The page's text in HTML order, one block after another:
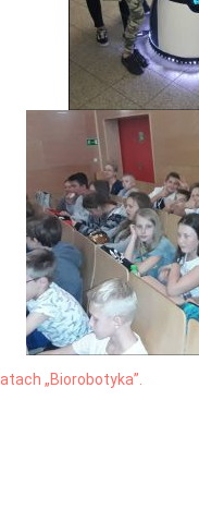
„Biorobotyka”.